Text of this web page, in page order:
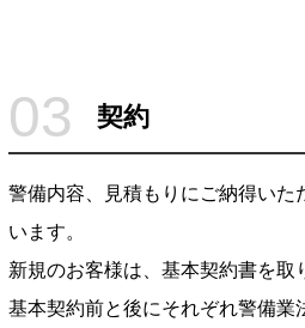
03 契約
警備内容、見積もりにご納得いた
います。
新規のお客様は、基本契約書を取
基本契約前と後にそれぞれ警備業